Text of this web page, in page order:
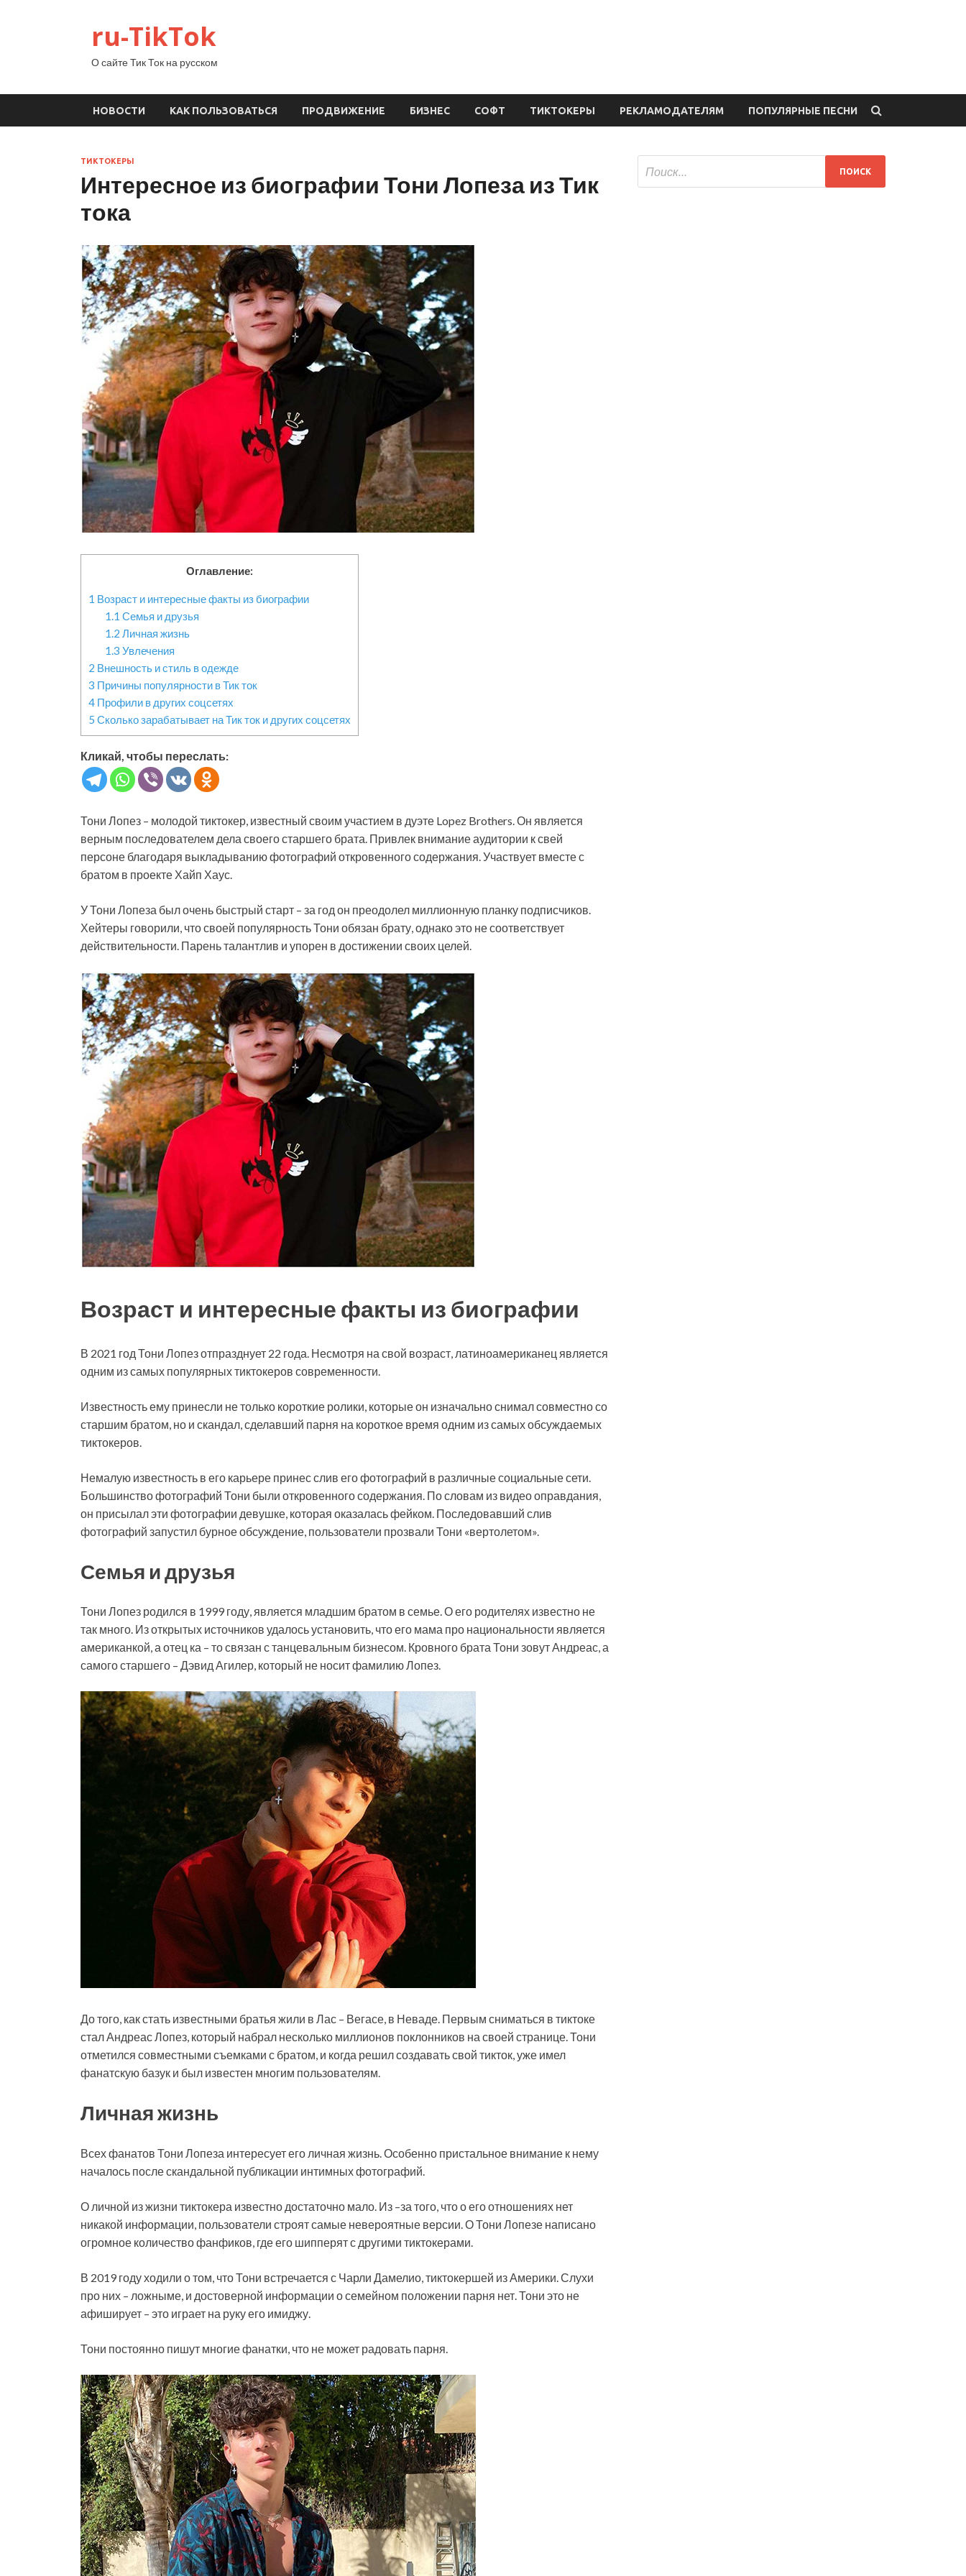
ru-TikTok
О сайте Тик Ток на русском
НОВОСТИ КАК ПОЛЬЗОВАТЬСЯ ПРОДВИЖЕНИЕ БИЗНЕС СОФТ ТИКТОКЕРЫ РЕКЛАМОДАТЕЛЯМ ПОПУЛЯРНЫЕ ПЕСНИ
ТИКТОКЕРЫ
Интересное из биографии Тони Лопеза из Тик
тока
Оглавление:
1 Возраст и интересные факты из биографии
1.1 Семья и друзья
1.2 Личная жизнь
1.3 Увлечения
2 Внешность и стиль в одежде
3 Причины популярности в Тик ток
4 Профили в других соцсетях
5 Сколько зарабатывает на Тик ток и других соцсетях
Кликай, чтобы переслать:
Тони Лопез – молодой тиктокер, известный своим участием в дуэте Lopez Brothers. Он является
верным последователем дела своего старшего брата. Привлек внимание аудитории к свей
персоне благодаря выкладыванию фотографий откровенного содержания. Участвует вместе с
братом в проекте Хайп Хаус.
У Тони Лопеза был очень быстрый старт – за год он преодолел миллионную планку подписчиков.
Хейтеры говорили, что своей популярность Тони обязан брату, однако это не соответствует
действительности. Парень талантлив и упорен в достижении своих целей.
Возраст и интересные факты из биографии
В 2021 год Тони Лопез отпразднует 22 года. Несмотря на свой возраст, латиноамериканец является
одним из самых популярных тиктокеров современности.
Известность ему принесли не только короткие ролики, которые он изначально снимал совместно со
старшим братом, но и скандал, сделавший парня на короткое время одним из самых обсуждаемых
тиктокеров.
Немалую известность в его карьере принес слив его фотографий в различные социальные сети.
Большинство фотографий Тони были откровенного содержания. По словам из видео оправдания,
он присылал эти фотографии девушке, которая оказалась фейком. Последовавший слив
фотографий запустил бурное обсуждение, пользователи прозвали Тони «вертолетом».
Семья и друзья
Тони Лопез родился в 1999 году, является младшим братом в семье. О его родителях известно не
так много. Из открытых источников удалось установить, что его мама про национальности является
американкой, а отец ка – то связан с танцевальным бизнесом. Кровного брата Тони зовут Андреас, а
самого старшего – Дэвид Агилер, который не носит фамилию Лопез.
До того, как стать известными братья жили в Лас – Вегасе, в Неваде. Первым сниматься в тиктоке
стал Андреас Лопез, который набрал несколько миллионов поклонников на своей странице. Тони
отметился совместными съемками с братом, и когда решил создавать свой тикток, уже имел
фанатскую базук и был известен многим пользователям.
Личная жизнь
Всех фанатов Тони Лопеза интересует его личная жизнь. Особенно пристальное внимание к нему
началось после скандальной публикации интимных фотографий.
О личной из жизни тиктокера известно достаточно мало. Из –за того, что о его отношениях нет
никакой информации, пользователи строят самые невероятные версии. О Тони Лопезе написано
огромное количество фанфиков, где его шипперят с другими тиктокерами.
В 2019 году ходили о том, что Тони встречается с Чарли Дамелио, тиктокершей из Америки. Слухи
про них – ложныме, и достоверной информации о семейном положении парня нет. Тони это не
афиширует – это играет на руку его имиджу.
Тони постоянно пишут многие фанатки, что не может радовать парня.